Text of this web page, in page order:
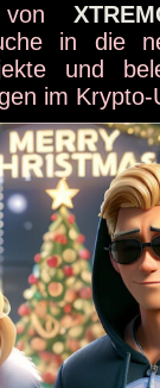
in die
und
im